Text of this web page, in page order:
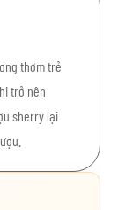
thơm trẻ
trở nên
sherry lại